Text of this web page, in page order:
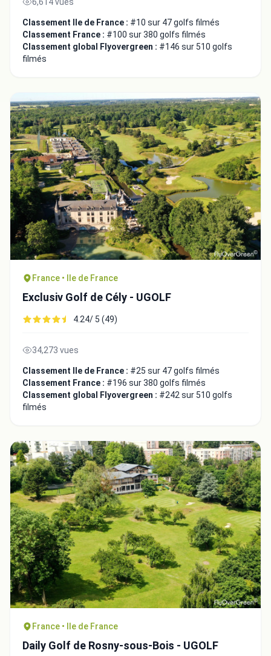
6,614 vues
Classement Ile de France : #10 sur 47 golfs filmés
Classement France : #100 sur 380 golfs filmés
Classement global Flyovergreen : #146 sur 510 golfs
filmés
France • Ile de France
Exclusiv Golf de Cély - UGOLF
4.24/ 5 (49)
34,273 vues
Classement Ile de France : #25 sur 47 golfs filmés
Classement France : #196 sur 380 golfs filmés
Classement global Flyovergreen : #242 sur 510 golfs
filmés
France • Ile de France
Daily Golf de Rosny-sous-Bois - UGOLF